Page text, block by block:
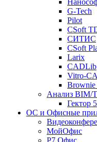
G-Tech
Pilot
CSoft
СИТИС
CSoft
Larix
CADLib
Vitro-
Brownie
Анализ BIM/
Гектор
ОС и Офисные
МойОфис
P7 Офис